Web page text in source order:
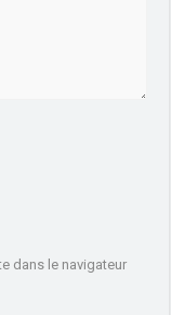
dans le navigateur